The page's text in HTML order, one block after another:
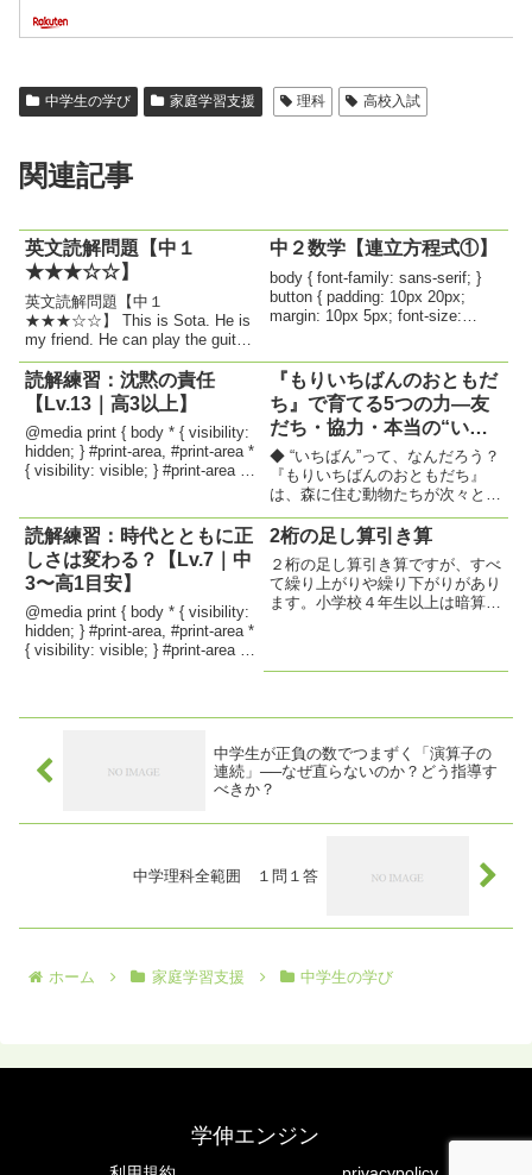
中学生の学び 家庭学習支援 理科 高校入試
関連記事
英文読解問題【中１
★★★☆☆】
英文読解問題【中１
★★★☆☆】 This is Sota. He is
my friend. He can play the guitar
and sing well. I like to listen to
his music. On ...
中２数学【連立方程式①】
body { font-family: sans-serif; }
button { padding: 10px 20px;
margin: 10px 5px; font-size:
読解練習：沈黙の責任
【Lv.13｜高3以上】
@media print { body * { visibility:
hidden; } #print-area, #print-area *
{ visibility: visible; } #print-area {
『もりいちばんのおともだ
ち』で育てる5つの力―友
だち・協力・本当の“いち
ばん”を問いながら読む名
作絵本―
◆ “いちばん”って、なんだろう？
『もりいちばんのおともだち』
は、森に住む動物たちが次々と
「自分がいちばんすごい！」とア
ピールするところから始まりま
す。「かけっこなら、うさぎがい
ちばん」「ちからなら、くまがい
ちばん」「およぐのなら、かもの
は...
読解練習：時代とともに正
しさは変わる？【Lv.7｜中
3〜高1目安】
@media print { body * { visibility:
hidden; } #print-area, #print-area *
{ visibility: visible; } #print-area {
2桁の足し算引き算
２桁の足し算引き算ですが、すべ
て繰り上がりや繰り下がりがあり
ます。小学校４年生以上は暗算で
中学生が正負の数でつまずく「演算子の
連続」──なぜ直らないのか？どう指導す
べきか？
中学理科全範囲 １問１答
ホーム 家庭学習支援 中学生の学び
学伸エンジン